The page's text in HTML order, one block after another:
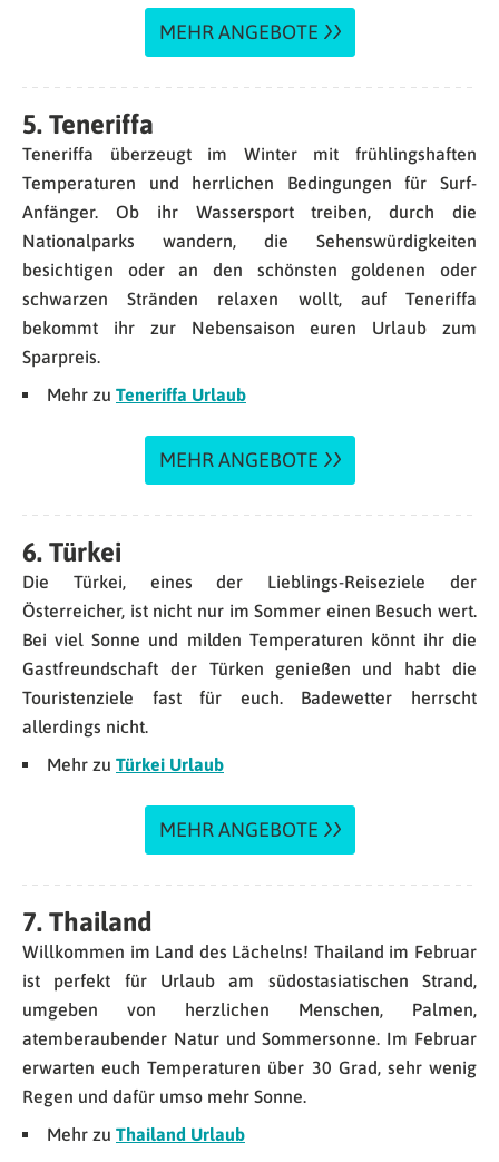
MEHR ANGEBOTE
5. Teneriffa
Teneriffa überzeugt im Winter mit frühlingshaften
Temperaturen und herrlichen Bedingungen für Surf-
Anfänger. Ob ihr Wassersport treiben, durch die
Nationalparks wandern, die Sehenswürdigkeiten
besichtigen oder an den schönsten goldenen oder
schwarzen Stränden relaxen wollt, auf Teneriffa
bekommt ihr zur Nebensaison euren Urlaub zum
Sparpreis.
Mehr zu Teneriffa Urlaub
MEHR ANGEBOTE
6. Türkei
Die Türkei, eines der Lieblings-Reiseziele der
Österreicher, ist nicht nur im Sommer einen Besuch wert.
Bei viel Sonne und milden Temperaturen könnt ihr die
Gastfreundschaft der Türken genießen und habt die
Touristenziele fast für euch. Badewetter herrscht
allerdings nicht.
Mehr zu Türkei Urlaub
MEHR ANGEBOTE
7. Thailand
Willkommen im Land des Lächelns! Thailand im Februar
ist perfekt für Urlaub am südostasiatischen Strand,
umgeben von herzlichen Menschen, Palmen,
atemberaubender Natur und Sommersonne. Im Februar
erwarten euch Temperaturen über 30 Grad, sehr wenig
Regen und dafür umso mehr Sonne.
Mehr zu Thailand Urlaub